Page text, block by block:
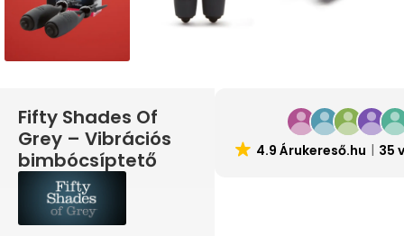
Fifty Shades Of
Grey – Vibrációs
bimbócsíptető
4.9 Árukereső.hu 35